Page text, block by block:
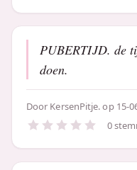
PUBERTIJD. de
doen.
Door KersenPitje.op 15-
0